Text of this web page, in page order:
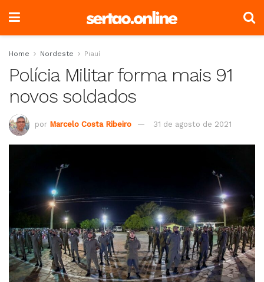
Home Nordeste Piauí
Polícia Militar forma mais 91
novos soldados
por Marcelo Costa Ribeiro 31 de agosto de 2021